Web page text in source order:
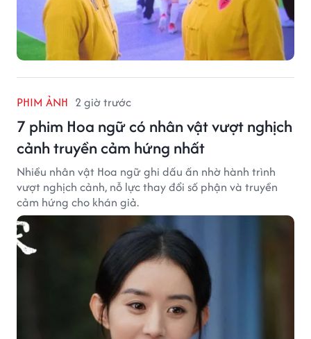
PHIM ẢNH 2 giờ trước
7 phim Hoa ngữ có nhân vật vượt nghịch
cảnh truyền cảm hứng nhất
Nhiều nhân vật Hoa ngữ ghi dấu ấn nhờ hành trình
vượt nghịch cảnh, nỗ lực thay đổi số phận và truyền
cảm hứng cho khán giả.